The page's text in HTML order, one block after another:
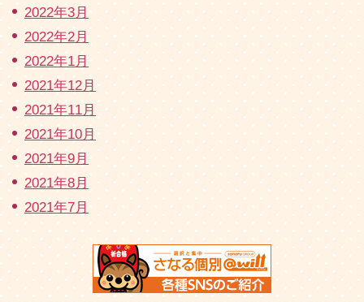
2022年3月
2022年2月
2022年1月
2021年12月
2021年11月
2021年10月
2021年9月
2021年8月
2021年7月